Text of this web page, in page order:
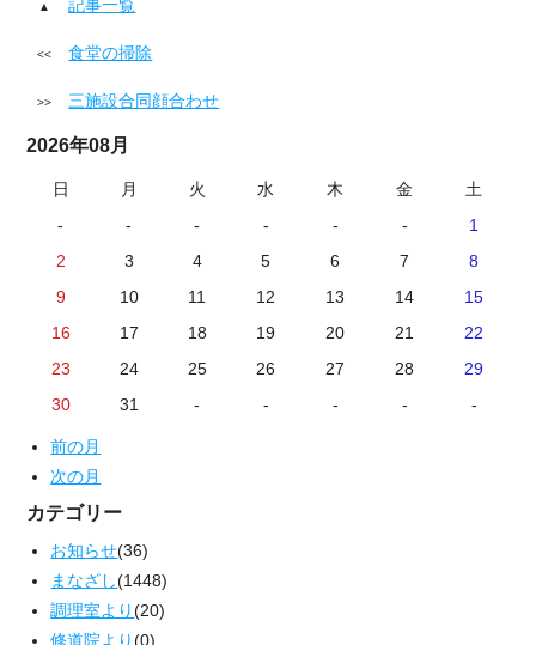
記事一覧
食堂の掃除
三施設合同顔合わせ
2026年08月
日 月 火 水 木 金
土
-
- - - - -
1
2
3 4 5 6 7
8
9
10 11 12 13 14
15
16
17 18 19 20 21
22
23
24 25 26 27 28
29
30
31 - - - - -
前の月
次の月
カテゴリー
お知らせ(36)
まなざし(1448)
調理室より(20)
修道院より(0)